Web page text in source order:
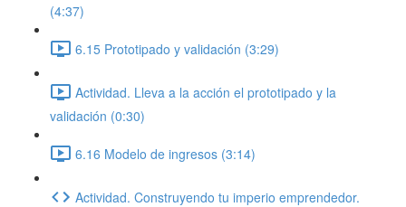
(4:37)
6.15 Prototipado y validación (3:29)
Actividad. Lleva a la acción el prototipado y la
validación (0:30)
6.16 Modelo de ingresos (3:14)
Actividad. Construyendo tu imperio emprendedor.